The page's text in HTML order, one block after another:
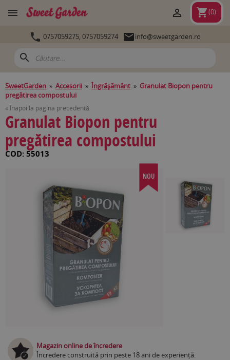
 shopping_cart(0)

 0757059275, 0757059274 info@sweetgarden.ro
search
SweetGarden » Accesorii »Îngrăşământ » Granulat Biopon pentru
pregătirea compostului
« Înapoi la pagina precedentă
Granulat Biopon pentru
pregătirea compostului
COD: 55013
NOU
Magazin online de încredere
Încredere construită prin peste 18 ani de experiență.